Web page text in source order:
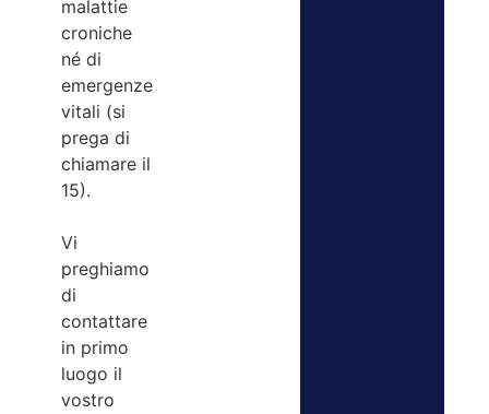
malattie
croniche
né di
emergenze
vitali (si
prega di
chiamare il
15).
Vi
preghiamo
di
contattare
in primo
luogo il
vostro